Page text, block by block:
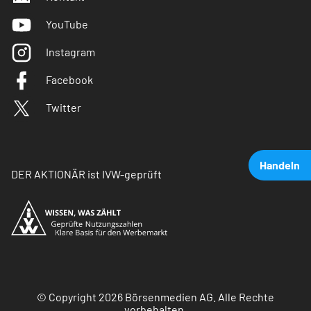
Handeln
YouTube
Instagram
Facebook
Twitter
DER AKTIONÄR ist IVW-geprüft
© Copyright 2026 Börsenmedien AG. Alle Rechte